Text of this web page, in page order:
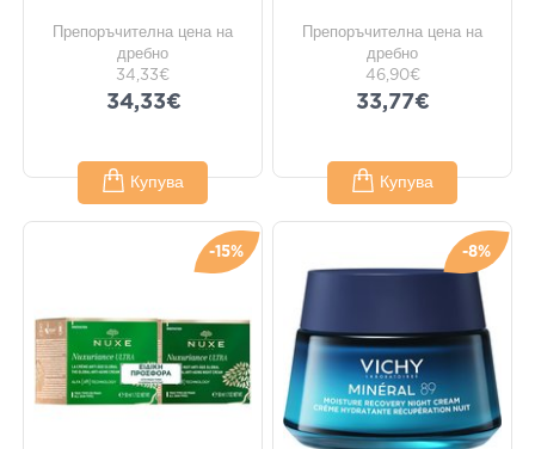
Препоръчителна цена на
дребно
34,33€
34,33€
Купува
Препоръчителна цена на
дребно
46,90€
33,77€
Купува
-15% -8%